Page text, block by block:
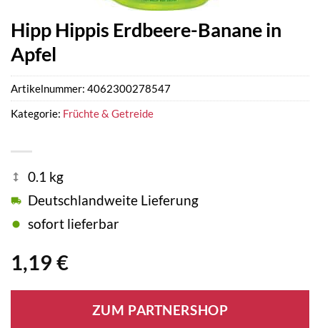
Hipp Hippis Erdbeere-Banane in
Apfel
1,19 €
0.1 kg
Deutschlandweite Lieferung
sofort lieferbar
ZUM PARTNERSHOP
Artikelnummer: 4062300278547
Kategorie: Früchte & Getreide